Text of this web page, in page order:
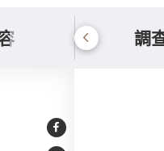
調
Facebook
長者